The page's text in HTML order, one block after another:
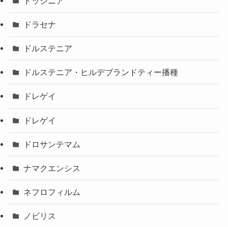
ドラセナ
ドルステニア
ドルステニア・ヒルデブランドティー播種
ドレゲイ
ドレゲイ
ドロサンテマム
ナマクエンシス
ネフロフィルム
ノビリス